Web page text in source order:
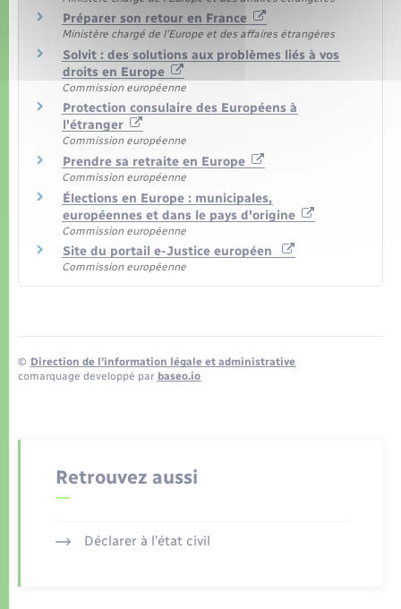
Préparer son retour en France
Ministère chargé de l'Europe et des affaires étrangères
Solvit : des solutions aux problèmes liés à vos
droits en Europe
Commission européenne
Protection consulaire des Européens à
l'étranger
Commission européenne
Prendre sa retraite en Europe
Commission européenne
Élections en Europe : municipales,
européennes et dans le pays d'origine
Commission européenne
Site du portail e-Justice européen
Commission européenne
© Direction de l’information légale et administrative
comarquage developpé par baseo.io
Retrouvez aussi
Déclarer à l’état civil